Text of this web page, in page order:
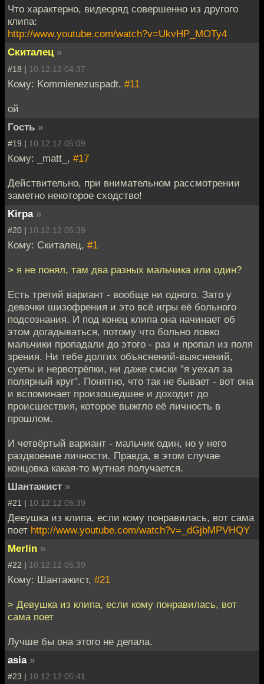
Что характерно, видеоряд совершенно из другого
клипа:
http://www.youtube.com/watch?v=UkvHP_MOTy4
Скиталец »
#18 | 10.12.12 04:37
Кому: Kommienezuspadt, #11
ой
Гость »
#19 | 10.12.12 05:09
Кому: _matt_, #17
Действительно, при внимательном рассмотрении
заметно некоторое сходство!
Kirpa »
#20 | 10.12.12 05:39
Кому: Скиталец, #1
> я не понял, там два разных мальчика или один?
Есть третий вариант - вообще ни одного. Зато у
девочки шизофрения и это всё игры её больного
подсознания. И под конец клипа она начинает об
этом догадываться, потому что больно ловко
мальчики пропадали до этого - раз и пропал из поля
зрения. Ни тебе долгих объяснений-выяснений,
суеты и нервотрёпки, ни даже смски "я уехал за
полярный круг". Понятно, что так не бывает - вот она
и вспоминает произошедшее и доходит до
происшествия, которое выжгло её личность в
прошлом.
И четвёртый вариант - мальчик один, но у него
раздвоение личности. Правда, в этом случае
концовка какая-то мутная получается.
Шантажист »
#21 | 10.12.12 05:39
Девушка из клипа, если кому понравилась, вот сама
поет http://www.youtube.com/watch?v=_dGjbMPVHQY
Merlin »
#22 | 10.12.12 05:39
Кому: Шантажист, #21
> Девушка из клипа, если кому понравилась, вот
сама поет
Лучше бы она этого не делала.
asia »
#23 | 10.12.12 05:41